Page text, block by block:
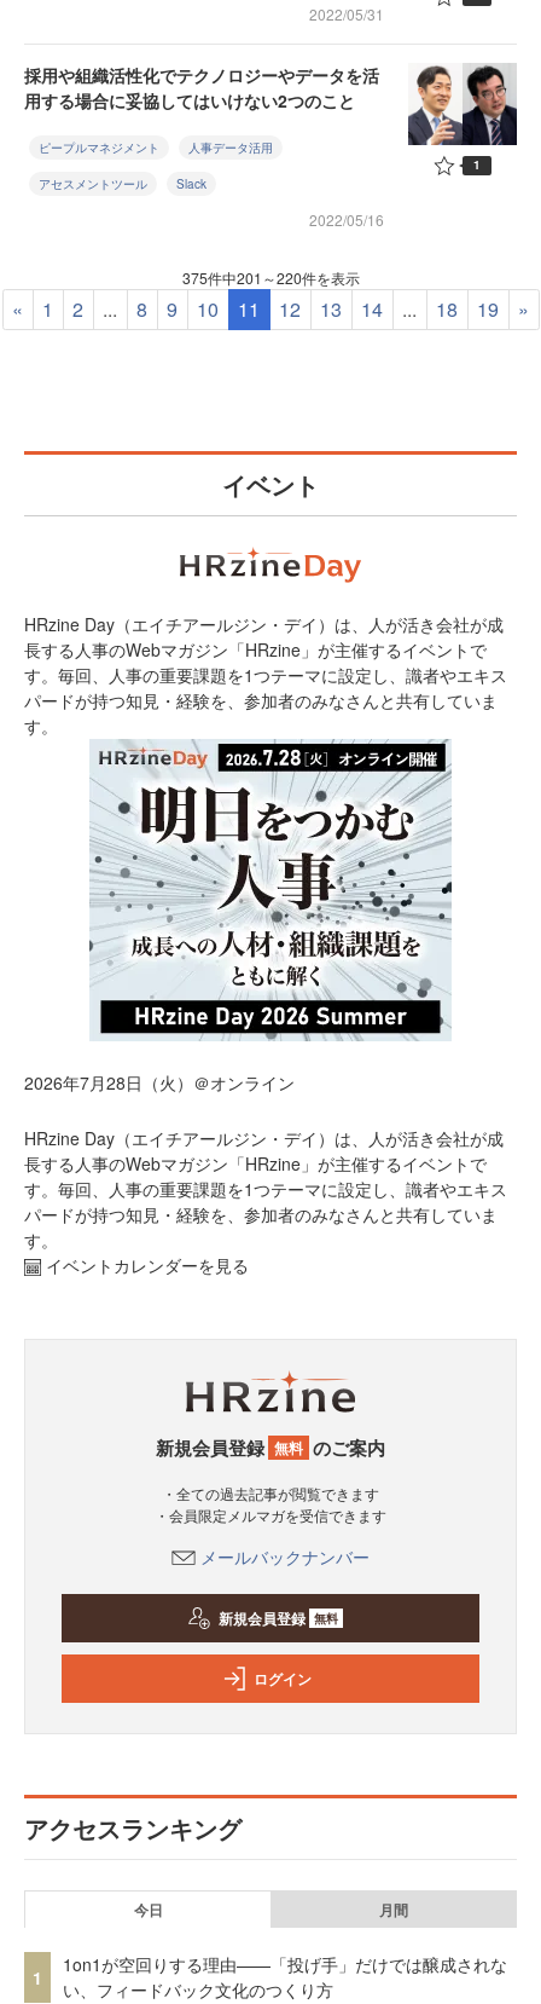
2022/05/31
採用や組織活性化でテクノロジーやデータを活
用する場合に妥協してはいけない2つのこと
ピープルマネジメント 人事データ活用
アセスメントツール Slack
2022/05/16
1
375件中201～220件を表示
« 1 2 ... 8 9 10 11 12 13 14 ... 18 19 »
イベント
HRzine Day（エイチアールジン・デイ）は、人が活き会社が成
長する人事のWebマガジン「HRzine」が主催するイベントで
す。毎回、人事の重要課題を1つテーマに設定し、識者やエキス
パードが持つ知見・経験を、参加者のみなさんと共有していま
す。
2026年7月28日（火）＠オンライン
HRzine Day（エイチアールジン・デイ）は、人が活き会社が成
長する人事のWebマガジン「HRzine」が主催するイベントで
す。毎回、人事の重要課題を1つテーマに設定し、識者やエキス
パードが持つ知見・経験を、参加者のみなさんと共有していま
す。
イベントカレンダーを見る
新規会員登録 無料 のご案内
・全ての過去記事が閲覧できます
・会員限定メルマガを受信できます
メールバックナンバー
新規会員登録 無料
ログイン
アクセスランキング
今日 月間
1
1on1が空回りする理由——「投げ手」だけでは醸成されな
い、フィードバック文化のつくり方